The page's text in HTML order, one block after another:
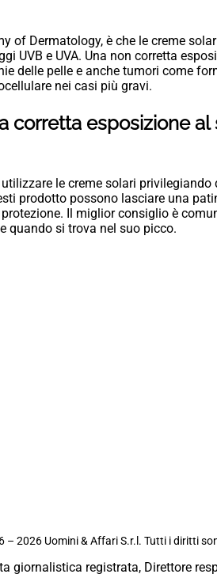
of Dermatology, è che le creme
UVB e UVA. Una non corretta
delle pelle e anche tumori come
nei casi più gravi.
corretta esposizione al
le creme solari privilegiando
prodotto possono lasciare una
Il miglior consiglio è
quando si trova nel suo picco.
– 2026 Uomini & Affari S.r.l. Tutti i diritti
giornalistica registrata, Direttore